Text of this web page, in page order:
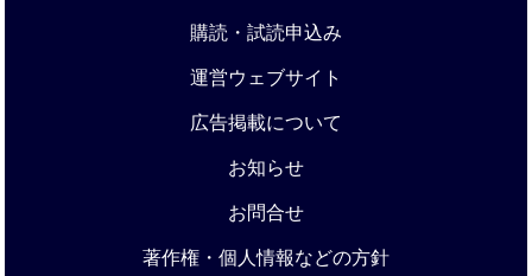
購読・試読申込み
運営ウェブサイト
広告掲載について
お知らせ
お問合せ
著作権・個人情報などの方針